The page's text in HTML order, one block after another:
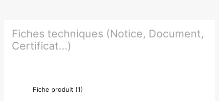
Fiches techniques (Notice, Document,
Certificat...)
Fiche produit (1)